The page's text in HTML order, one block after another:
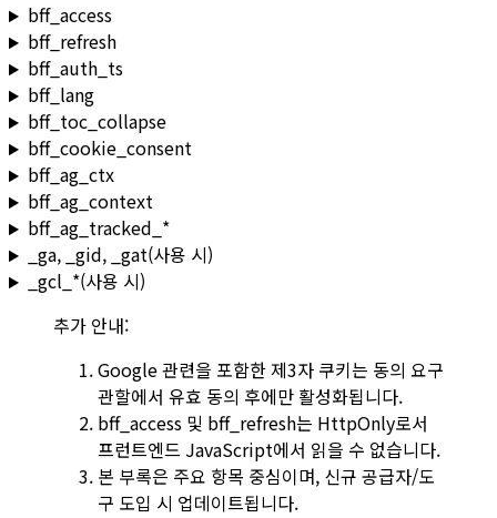
bff_access
bff_refresh
bff_auth_ts
bff_lang
bff_toc_collapse
bff_cookie_consent
bff_ag_ctx
bff_ag_context
bff_ag_tracked_*
_ga, _gid, _gat(사용 시)
_gcl_*(사용 시)
추가 안내:
Google 관련을 포함한 제3자 쿠키는 동의 요구
관할에서 유효 동의 후에만 활성화됩니다.
bff_access 및 bff_refresh는 HttpOnly로서
프런트엔드 JavaScript에서 읽을 수 없습니다.
본 부록은 주요 항목 중심이며, 신규 공급자/도
구 도입 시 업데이트됩니다.